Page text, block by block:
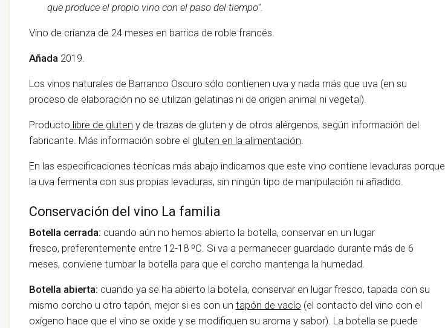
que produce el propio vino con el paso del tiempo".
Vino de crianza de 24 meses en barrica de roble francés.
Añada 2019.
Los vinos naturales de Barranco Oscuro sólo contienen uva y nada más que uva (en su
proceso de elaboración no se utilizan gelatinas ni de origen animal ni vegetal).
Producto libre de gluten y de trazas de gluten y de otros alérgenos, según información del
fabricante. Más información sobre el gluten en la alimentación
En las especificaciones técnicas más abajo indicamos que este vino contiene levaduras porque
la uva fermenta con sus propias levaduras, sin ningún tipo de manipulación ni añadido
Conservación del vino La familia
Botella cerrada: cuando aún no hemos abierto la botella, conservar en un lugar
fresco, preferentemente entre 12-18 ºC. Si va a permanecer guardado durante más de 6
meses, conviene tumbar la botella para que el corcho mantenga la humedad.
Botella abierta: cuando ya se ha abierto la botella, conservar en lugar fresco, tapada con su
mismo corcho u otro tapón, mejor si es con un tapón de vacío (el contacto del vino con el
oxígeno hace que el vino se oxide y se modifiquen su aroma y sabor). La botella se puede